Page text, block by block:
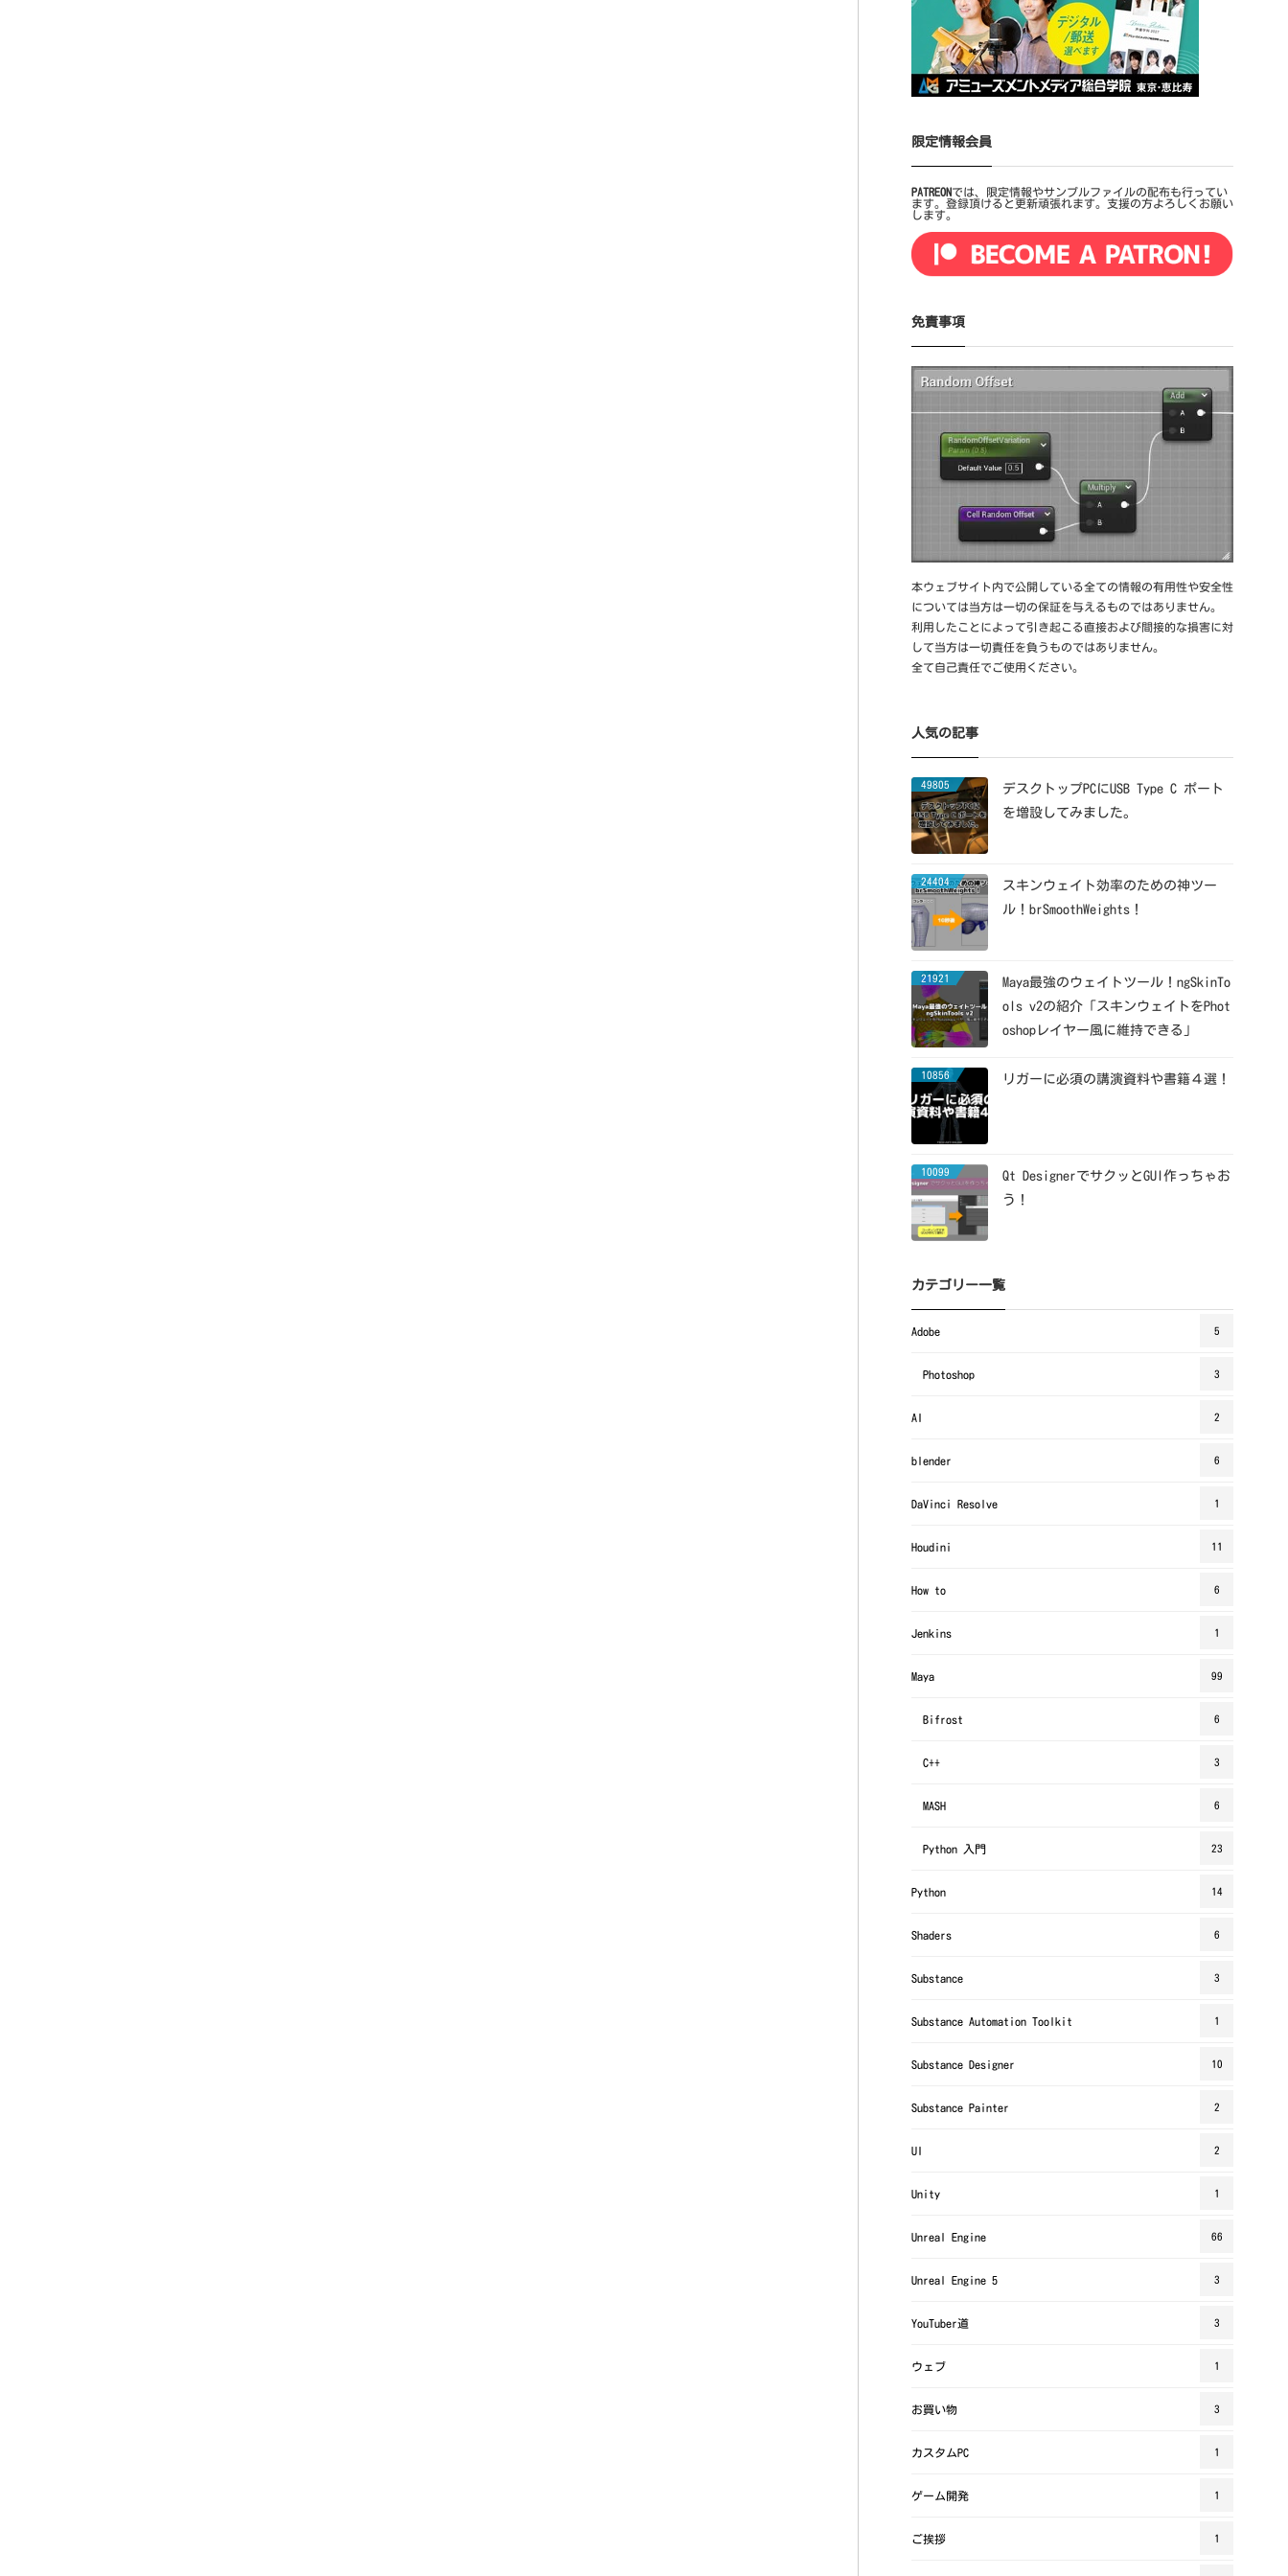
限定情報会員
PATREONでは、限定情報やサンプルファイルの配布も行ってい
ます。登録頂けると更新頑張れます。支援の方よろしくお願い
します。
免責事項
本ウェブサイト内で公開している全ての情報の有用性や安全性
については当方は一切の保証を与えるものではありません。
利用したことによって引き起こる直接および間接的な損害に対
して当方は一切責任を負うものではありません。
全て自己責任でご使用ください。
人気の記事
49805
デスクトップPCにUSB Type C ポート
を増設してみました。
24404
スキンウェイト効率のための神ツー
ル！brSmoothWeights！
21921
Maya最強のウェイトツール！ngSkinTo
ols v2の紹介「スキンウェイトをPhot
oshopレイヤー風に維持できる」
10856 リガーに必須の講演資料や書籍４選！
10099
Qt DesignerでサクッとGUI作っちゃお
う！
カテゴリー一覧
Adobe 5
Photoshop 3
AI 2
blender 6
DaVinci Resolve 1
Houdini 11
How to 6
Jenkins 1
Maya 99
Bifrost 6
C++ 3
MASH 6
Python 入門 23
Python 14
Shaders 6
Substance 3
Substance Automation Toolkit 1
Substance Designer 10
Substance Painter 2
UI 2
Unity 1
Unreal Engine 66
Unreal Engine 5 3
YouTuber道 3
ウェブ 1
お買い物 3
カスタムPC 1
ゲーム開発 1
ご挨拶 1